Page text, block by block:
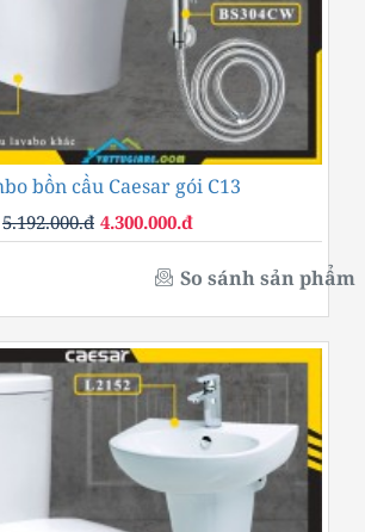
bồn cầu Caesar gói C13
4.300.000.đ
5.192.000.đ
So sánh sản phẩm